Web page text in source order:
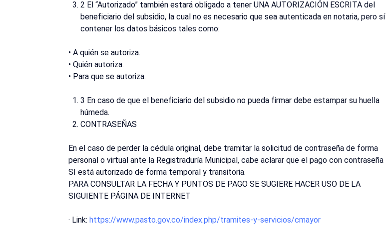
2 El “Autorizado” también estará obligado a tener UNA AUTORIZACIÓN ESCRITA del
beneficiario del subsidio, la cual no es necesario que sea autenticada en notaria, pero sí
contener los datos básicos tales como:
• A quién se autoriza.
• Quién autoriza.
• Para que se autoriza.
3 En caso de que el beneficiario del subsidio no pueda firmar debe estampar su huella
húmeda.
CONTRASEÑAS
En el caso de perder la cédula original, debe tramitar la solicitud de contraseña de forma
personal o virtual ante la Registraduría Municipal, cabe aclarar que el pago con contraseña
SI está autorizado de forma temporal y transitoria.
PARA CONSULTAR LA FECHA Y PUNTOS DE PAGO SE SUGIERE HACER USO DE LA
SIGUIENTE PÁGINA DE INTERNET
· Link: https://www.pasto.gov.co/index.php/tramites-y-servicios/cmayor